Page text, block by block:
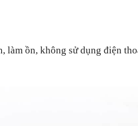
làm ồn, không sử dụng điện